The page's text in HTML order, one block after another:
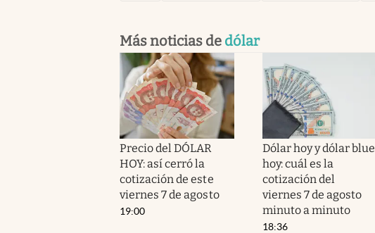
Más noticias de dólar
Precio del DÓLAR
HOY: así cerró la
cotización de este
viernes 7 de agosto
19:00
Dólar hoy y dólar blue
hoy: cuál es la
cotización del
viernes 7 de agosto
minuto a minuto
18:36